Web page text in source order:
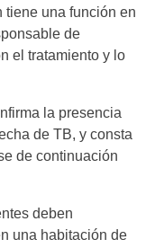
tiene una función en
de
el tratamiento y lo
la presencia
de TB, y consta
de continuación
deben
una habitación de